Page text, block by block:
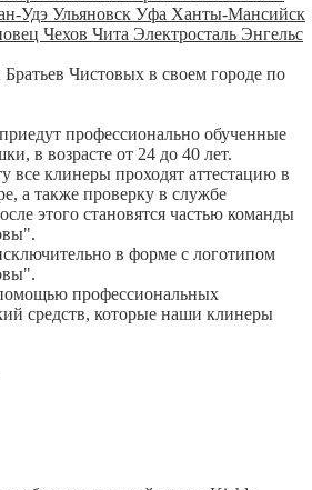
Удэ Ульяновск Уфа Ханты-Мансийск
Чехов Чита Электросталь Энгельс
Чистовых в своем городе по
профессионально обученные
в возрасте от 24 до 40 лет.
все клинеры проходят аттестацию в
а также проверку в службе
этого становятся частью команды
в форме с логотипом
профессиональных
средств, которые наши клинеры